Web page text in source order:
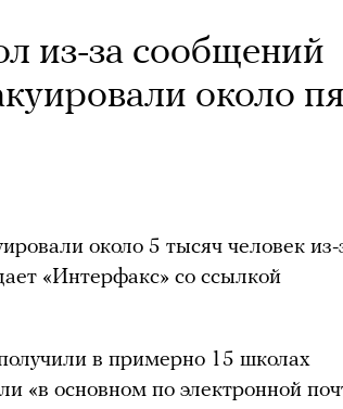
из-за сообщений
около
около 5 тысяч человек из-
«Интерфакс» со ссылкой
в примерно 15 школах
«в основном по электронной